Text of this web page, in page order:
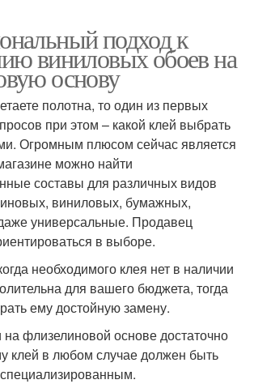
подход к
виниловых обоев на
основу
полотна, то один из первых
при этом – какой клей выбрать
Огромным плюсом сейчас является
можно найти
составы для различных видов
виниловых, бумажных,
универсальные. Продавец
в выборе.
необходимого клея нет в наличии
для вашего бюджета, тогда
ему достойную замену.
флизелиновой основе достаточно
клей в любом случае должен быть